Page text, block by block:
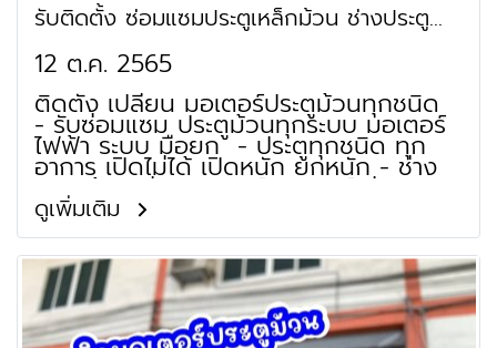
รับติดตั้ง ซ่อมแซมประตูเหล็กม้วน ช่างประตู
ม้วน หลักสี่
12 ต.ค. 2565
ติดตั้ง เปลี่ยน มอเตอร์ประตูม้วนทุกชนิด
- รับซ่อมแซม ประตูม้วนทุกระบบ มอเตอร์
ไฟฟ้า ระบบ มือยก - ประตูทุกชนิด ทุก
อาการ เปิดไม่ได้ เปิดหนัก ยกหนัก - ช่าง
ประตูม้วน ซ่อมมอเตอร์ มอเตอร์ไม่ติด
มอเตอร์เสีย เปิดไม่ได้ ร้านประตูม้วน
จำหน่าย ใบประตูม้วน เพลาประตูม้วน เสา
รางประตูม้วน ชุดฐานล่างประตูม้วน กล่อง
หุ้มประตูม้วน
ดูเพิ่มเติม